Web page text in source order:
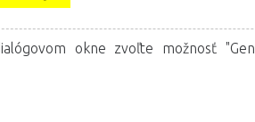
okne zvoľte možnosť